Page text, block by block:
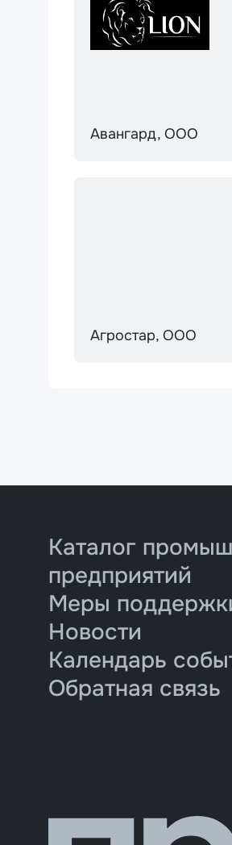
Авангард, ООО
Агростар, ООО
Каталог
предприятий
Меры
Новости
Календарь
Обратная связь